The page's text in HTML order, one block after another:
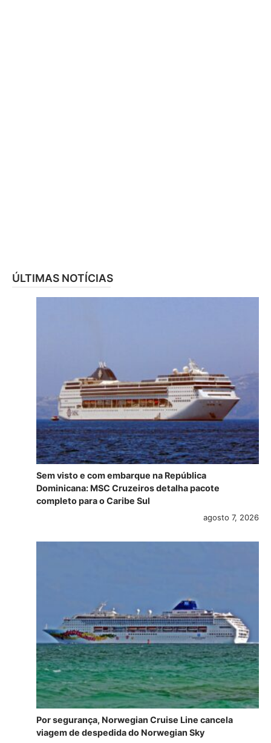
ÚLTIMAS NOTÍCIAS
Sem visto e com embarque na República
Dominicana: MSC Cruzeiros detalha pacote
completo para o Caribe Sul
agosto 7, 2026
Por segurança, Norwegian Cruise Line cancela
viagem de despedida do Norwegian Sky